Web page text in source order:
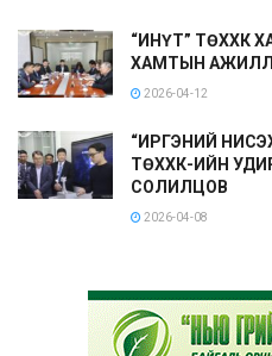
“ИНҮТ” ТӨХХК
ХАМТЫН
2026-04-12
“ИРГЭНИЙ
ТӨХХК-ИЙН
СОЛИЛЦОВ
2026-04-08